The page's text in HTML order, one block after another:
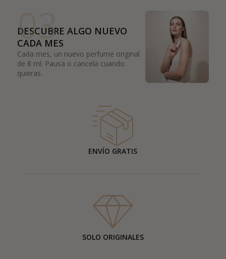
03
DESCUBRE ALGO NUEVO
CADA MES
Cada mes, un nuevo perfume original
de 8 ml. Pausa o cancela cuando
quieras.
ENVÍO GRATIS
SOLO ORIGINALES